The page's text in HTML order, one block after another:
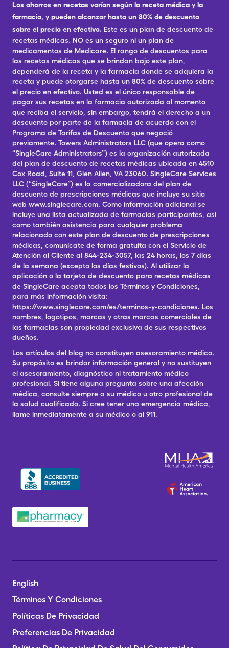
Los ahorros en recetas varían según la receta médica y la
farmacia, y pueden alcanzar hasta un 80% de descuento
sobre el precio en efectivo. Este es un plan de descuento de
recetas médicas. NO es un seguro ni un plan de
medicamentos de Medicare. El rango de descuentos para
las recetas médicas que se brindan bajo este plan,
dependerá de la receta y la farmacia donde se adquiera la
receta y puede otorgarse hasta un 80% de descuento sobre
el precio en efectivo. Usted es el único responsable de
pagar sus recetas en la farmacia autorizada al momento
que reciba el servicio, sin embargo, tendrá el derecho a un
descuento por parte de la farmacia de acuerdo con el
Programa de Tarifas de Descuento que negoció
previamente. Towers Administrators LLC (que opera como
“SingleCare Administrators”) es la organización autorizada
del plan de descuento de recetas médicas ubicada en 4510
Cox Road, Suite 11, Glen Allen, VA 23060. SingleCare Services
LLC (“SingleCare”) es la comercializadora del plan de
descuento de prescripciones médicas que incluye su sitio
web www.singlecare.com. Como información adicional se
incluye una lista actualizada de farmacias participantes, así
como también asistencia para cualquier problema
relacionado con este plan de descuento de prescripciones
médicas, comunícate de forma gratuita con el Servicio de
Atención al Cliente al 844-234-3057, las 24 horas, los 7 días
de la semana (excepto los días festivos). Al utilizar la
aplicación o la tarjeta de descuento para recetas médicas
de SingleCare acepta todos los Términos y Condiciones,
para más información visita:
https://www.singlecare.com/es/terminos-y-condiciones. Los
nombres, logotipos, marcas y otras marcas comerciales de
las farmacias son propiedad exclusiva de sus respectivos
dueños.
Los artículos del blog no constituyen asesoramiento médico.
Su propósito es brindar información general y no sustituyen
el asesoramiento, diagnóstico ni tratamiento médico
profesional. Si tiene alguna pregunta sobre una afección
médica, consulte siempre a su médico u otro profesional de
la salud cualificado. Si cree tener una emergencia médica,
llame inmediatamente a su médico o al 911.
English
Términos Y Condiciones
Políticas De Privacidad
Preferencias De Privacidad